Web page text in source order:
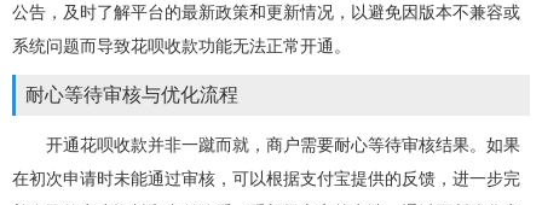
公告，及时了解平台的最新政策和更新情况，以避免因版本不兼容或
系统问题而导致花呗收款功能无法正常开通。
耐心等待审核与优化流程
开通花呗收款并非一蹴而就，商户需要耐心等待审核结果。如果
在初次申请时未能通过审核，可以根据支付宝提供的反馈，进一步完